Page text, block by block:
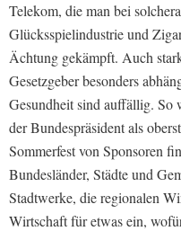
Telekom, die man bei
Glücksspielindustrie und
Ächtung gekämpft. Auch
Gesetzgeber besonders
Gesundheit sind auffällig. So
der Bundespräsident als
Sommerfest von Sponsoren
Bundesländer, Städte und
Stadtwerke, die regionalen
Wirtschaft für etwas ein,